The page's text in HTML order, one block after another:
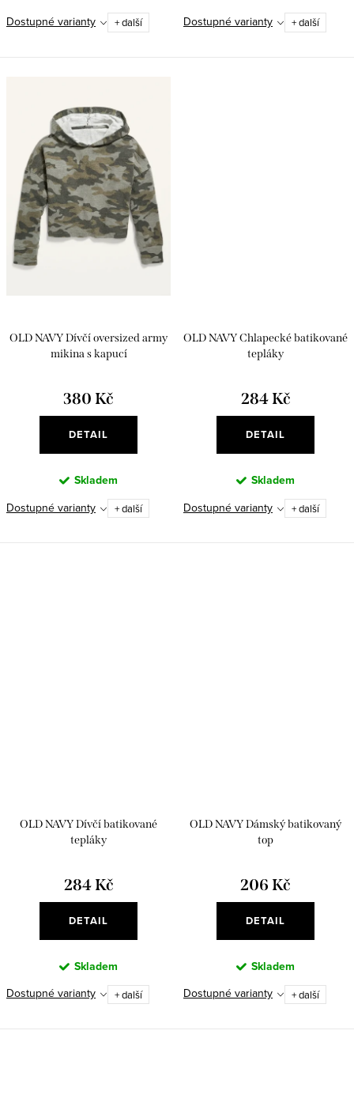
Dostupné varianty
+ další
Dostupné varianty
+ další
OLD NAVY Dívčí oversized army
mikina s kapucí
380 Kč
DETAIL
Skladem
Dostupné varianty
+ další
OLD NAVY Chlapecké batikované
tepláky
284 Kč
DETAIL
Skladem
Dostupné varianty
+ další
OLD NAVY Dívčí batikované
tepláky
284 Kč
DETAIL
Skladem
Dostupné varianty
+ další
OLD NAVY Dámský batikovaný
top
206 Kč
DETAIL
Skladem
Dostupné varianty
+ další